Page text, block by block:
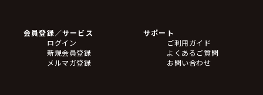
フィギュア
アクリルスタンド
バッジ
キーホルダー・ストラップ
会員登録／サービス
ログイン
新規会員登録
メルマガ登録
サポート
ご利用ガイド
よくあるご質問
お問い合わせ